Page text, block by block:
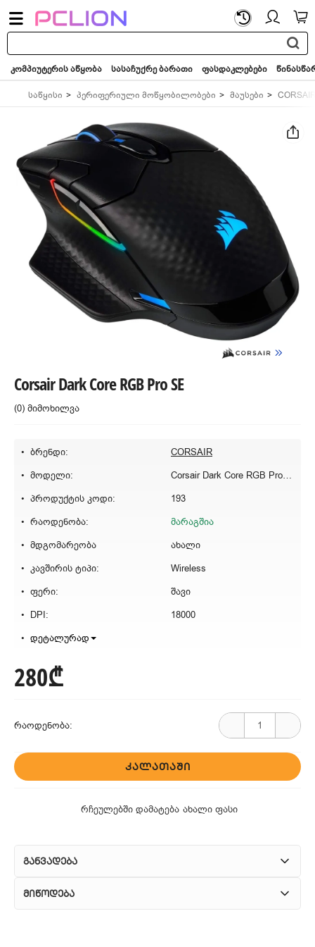
საძიებო
სიტყვა...
კომპიუტერის აწყობა სასაჩუქრე ბარათი ფასდაკლებები
საწყისი პერიფერიული მოწყობილობები მაუსები
Corsair Dark Core RGB Pro SE
(0) მიმოხილვა
ბრენდი:
CORSAIR
მოდელი:
Corsair Dark Core RGB Pro SE
პროდუქტის კოდი:
193
რაოდენობა:
მარაგშია
მდგომარეობა
ახალი
კავშირის ტიპი:
Wireless
ფერი:
შავი
DPI:
18000
დეტალურად
280₾
რაოდენობა:
ᲙᲐᲚᲐᲗᲐᲨᲘ
რჩეულებში დამატება ახალი ფასი
განვადება
მიწოდება